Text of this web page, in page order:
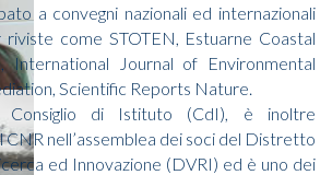
a convegni nazionali ed internazionali
come STOTEN, Estuarne Coastal
International Journal of Environmental
Scientific Reports Nature.
Consiglio di Istituto (CdI), è inoltre
nell’assemblea dei soci del Distretto
ed Innovazione (DVRI) ed è uno dei